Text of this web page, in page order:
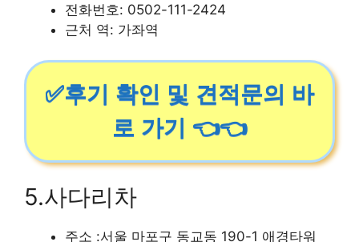
전화번호: 0502-111-2424
근처 역: 가좌역
✅후기 확인 및 견적문의 바
로 가기 👈👈
5.사다리차
주소 :서울 마포구 동교동 190-1 애경타워